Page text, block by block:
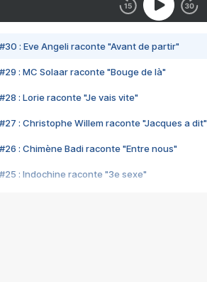
#30 : Eve Angeli raconte "Avant de partir"
#29 : MC Solaar raconte "Bouge de là"
#28 : Lorie raconte "Je vais vite"
#27 : Christophe Willem raconte "Jacques a dit"
#26 : Chimène Badi raconte "Entre nous"
#25 : Indochine raconte "3e sexe"